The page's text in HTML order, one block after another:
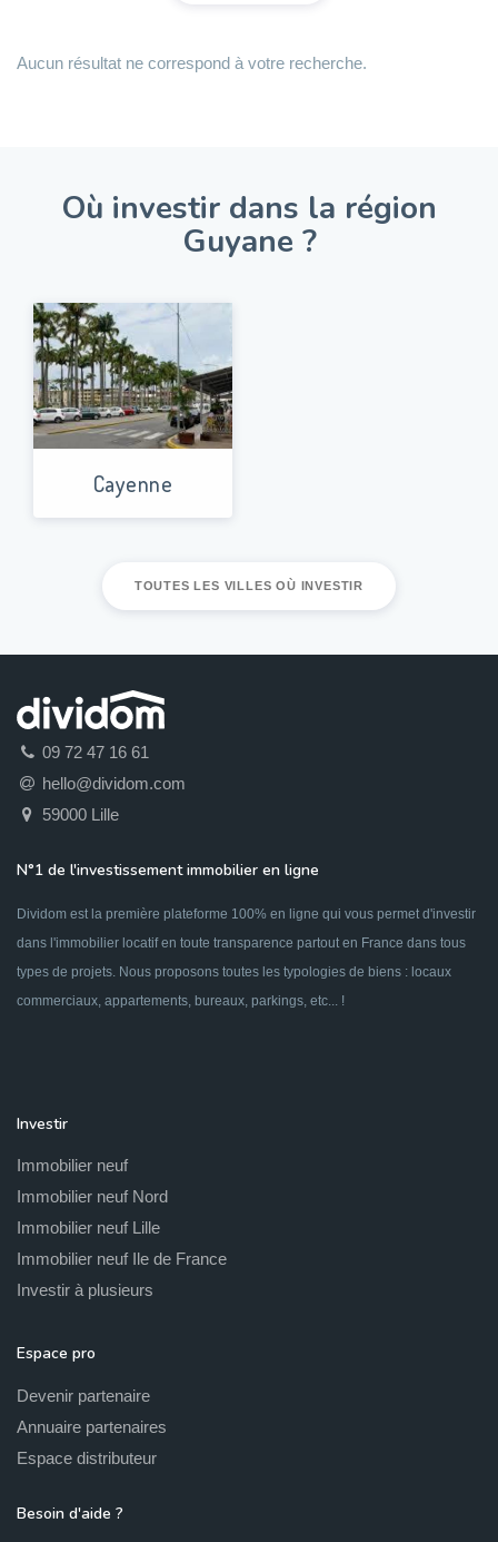
Aucun résultat ne correspond à votre recherche.
Où investir dans la région
Guyane ?
Cayenne
TOUTES LES VILLES OÙ INVESTIR
09 72 47 16 61
hello@dividom.com
59000 Lille
N°1 de l'investissement immobilier en ligne
Dividom est la première plateforme 100% en ligne qui vous permet d'investir
dans l'immobilier locatif en toute transparence partout en France dans tous
types de projets. Nous proposons toutes les typologies de biens : locaux
commerciaux, appartements, bureaux, parkings, etc... !
Investir
Immobilier neuf
Immobilier neuf Nord
Immobilier neuf Lille
Immobilier neuf Ile de France
Investir à plusieurs
Espace pro
Devenir partenaire
Annuaire partenaires
Espace distributeur
Besoin d'aide ?